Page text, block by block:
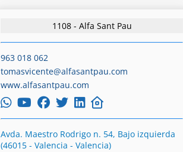
1108 - Alfa Sant Pau
963 018 062
tomasvicente@alfasantpau.com
www.alfasantpau.com
Avda. Maestro Rodrigo n. 54, Bajo izquierda
(46015 - Valencia - Valencia)